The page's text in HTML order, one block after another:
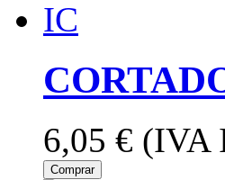
6,05 € (IVA
Comprar